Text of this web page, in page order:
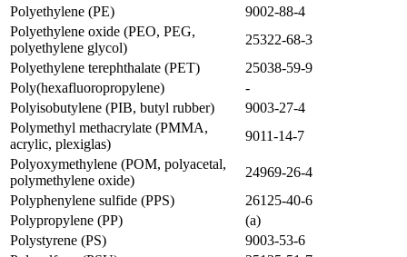
Polyethylene (PE)
9002-88-4
Polyethylene oxide (PEO, PEG,
polyethylene glycol)
25322-68-3
Polyethylene terephthalate (PET)
25038-59-9
Poly(hexafluoropropylene)
-
Polyisobutylene (PIB, butyl rubber)
9003-27-4
Polymethyl methacrylate (PMMA,
acrylic, plexiglas)
9011-14-7
Polyoxymethylene (POM, polyacetal,
polymethylene oxide)
24969-26-4
Polyphenylene sulfide (PPS)
26125-40-6
Polypropylene (PP)
(a)
Polystyrene (PS)
9003-53-6